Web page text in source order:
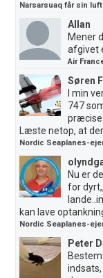
Narsarsuaq får sin
Allan
Mener
afgivet
Air
Søren
I min
747
præcise
Læste netop, at
Nordic Seaplanes-
Nu er
for
kan lave
Nordic Seaplanes-
Peter